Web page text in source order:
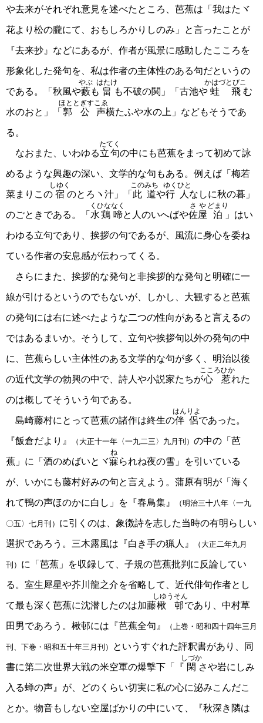
や去来がそれぞれ意見を述べたところ、芭蕉は「我はたヾ
花より松の朧にて、おもしろかりしのみ」と言ったことが
『去来抄』などにあるが、作者が風景に感動したこころを
形象化した発句を、私は作者の主体性のある句だというの
である。「秋風や藪
やぶ
も 畠
はたけ
も不破の関」「古池や 蛙飛
かはづとびこ
む
水のおと」「 郭公
ほととぎす
声
こゑ
横たふや水の上」などもそうであ
る。
なおまた、いわゆる立句
たてく
の中にも芭蕉をまって初めて詠
めるような興趣の深い、文学的な句もある。例えば「梅若
菜まりこの 宿
しゆく
のとろヽ汁」「 此道
このみち
や行人
ゆくひと
なしに秋の暮」
のごときである。「 水鶏
くひな
啼
なく
と人のいへばや佐屋
さや
泊
どまり
」はい
わゆる立句であり、挨拶の句であるが、風流に身心を委ね
ている作者の安息感が伝わってくる。
さらにまた、挨拶的な発句と非挨拶的な発句と明確に一
線が引けるというのでもないが、しかし、大観すると芭蕉
の発句には右に述べたような二つの性向があると言えるの
ではあるまいか。そうして、立句や挨拶句以外の発句の中
に、芭蕉らしい主体性のある文学的な句が多く、明治以後
の近代文学の勃興の中で、詩人や小説家たちが心惹
こころひか
れた
のは概してそういう句である。
島崎藤村にとって芭蕉の諸作は終生の伴侶
はんりよ
であった。
『飯倉だより』 （大正十一年〈一九二三〉九月刊） の中の「芭
蕉」に「酒のめばいとヾ寐
ね
られね夜の雪」を引いている
が、いかにも藤村好みの句と言えよう。蒲原有明が「海く
れて鴨の声ほのかに白し」を『春鳥集』 （明治三十八年〈一九
〇五〉七月刊） に引くのは、象徴詩を志した当時の有明らしい
選択であろう。三木露風は『白き手の猟人』 （大正二年九月
刊） に「芭蕉」を収録して、子規の芭蕉批判に反論してい
る。室生犀星や芥川龍之介を省略して、近代俳句作者とし
て最も深く芭蕉に沈潜したのは加藤楸邨
しゆうそん
であり、中村草
田男であろう。楸邨には『芭蕉全句』 （上巻・昭和四十四年三月
刊、下巻・昭和五十年三月刊） というすぐれた評釈書があり、同
書に第二次世界大戦の米空軍の爆撃下「『 閑
しづか
さや岩にしみ
入る蝉の声』が、どのくらい切実に私の心に泌みこんだこ
とか。物音もしない空屋ばかりの中にいて、『秋深き隣は